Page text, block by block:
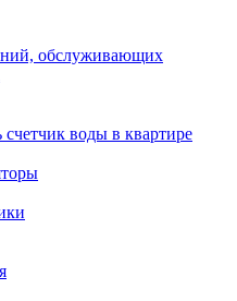
обслуживающих
воды в квартире